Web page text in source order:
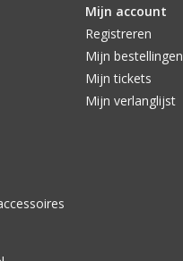
Mijn account
Registreren
Mijn bestellingen
Mijn tickets
Mijn verlanglijst